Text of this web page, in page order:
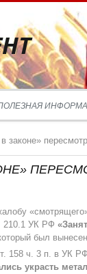
законе»
210.1 УК РФ
был
158 ч. 3 п. в УК
украсть